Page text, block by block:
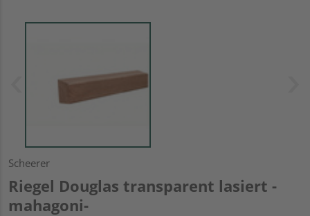
Scheerer
Riegel Douglas transparent lasiert -
mahagoni-